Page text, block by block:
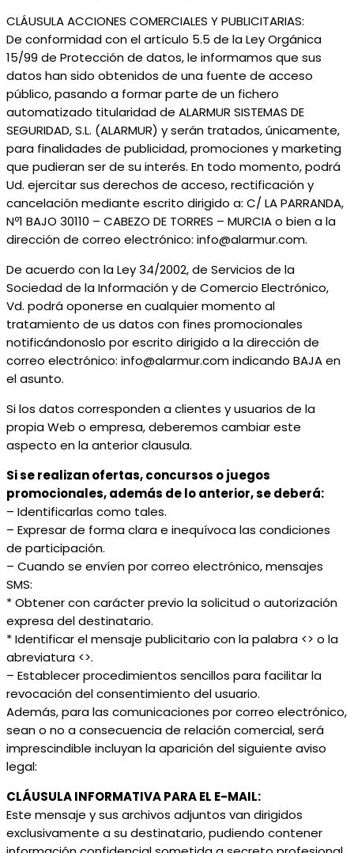
CLÁUSULA ACCIONES COMERCIALES Y PUBLICITARIAS:
De conformidad con el artículo 5.5 de la Ley Orgánica
15/99 de Protección de datos, le informamos que sus
datos han sido obtenidos de una fuente de acceso
público, pasando a formar parte de un fichero
automatizado titularidad de ALARMUR SISTEMAS DE
SEGURIDAD, S.L. (ALARMUR) y serán tratados, únicamente,
para finalidades de publicidad, promociones y marketing
que pudieran ser de su interés. En todo momento, podrá
Ud. ejercitar sus derechos de acceso, rectificación y
cancelación mediante escrito dirigido a: C/ LA PARRANDA,
Nº1 BAJO 30110 – CABEZO DE TORRES – MURCIA o bien a la
dirección de correo electrónico: info@alarmur.com.
De acuerdo con la Ley 34/2002, de Servicios de la
Sociedad de la Información y de Comercio Electrónico,
Vd. podrá oponerse en cualquier momento al
tratamiento de us datos con fines promocionales
notificándonoslo por escrito dirigido a la dirección de
correo electrónico: info@alarmur.com indicando BAJA en
el asunto.
Si los datos corresponden a clientes y usuarios de la
propia Web o empresa, deberemos cambiar este
aspecto en la anterior clausula.
Si se realizan ofertas, concursos o juegos
promocionales, además de lo anterior, se deberá:
– Identificarlas como tales.
– Expresar de forma clara e inequívoca las condiciones
de participación.
– Cuando se envíen por correo electrónico, mensajes
SMS:
* Obtener con carácter previo la solicitud o autorización
expresa del destinatario.
* Identificar el mensaje publicitario con la palabra <> o la
abreviatura <>.
– Establecer procedimientos sencillos para facilitar la
revocación del consentimiento del usuario.
Además, para las comunicaciones por correo electrónico,
sean o no a consecuencia de relación comercial, será
imprescindible incluyan la aparición del siguiente aviso
legal:
CLÁUSULA INFORMATIVA PARA EL E-MAIL:
Este mensaje y sus archivos adjuntos van dirigidos
exclusivamente a su destinatario, pudiendo contener